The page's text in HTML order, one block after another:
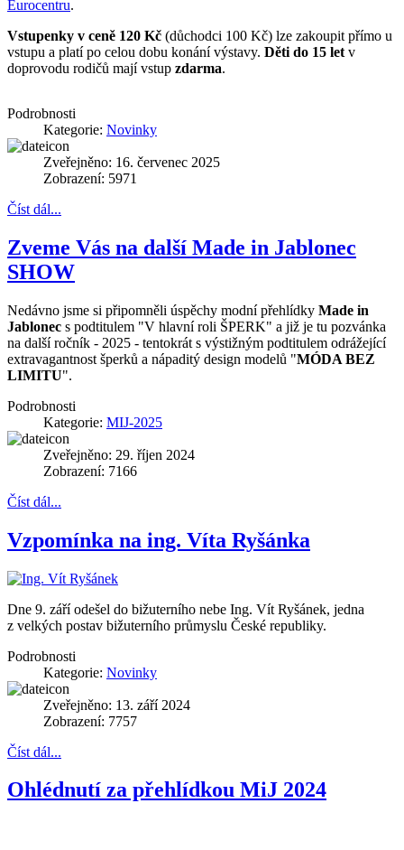
Eurocentru.
Vstupenky v ceně 120 Kč (důchodci 100 Kč) lze zakoupit přímo u
vstupu a platí po celou dobu konání výstavy. Děti do 15 let v
doprovodu rodičů mají vstup zdarma.
Podrobnosti
Kategorie: Novinky
Zveřejněno: 16. červenec 2025
Zobrazení: 5971
Číst dál...
Zveme Vás na další Made in Jablonec
SHOW
Nedávno jsme si připomněli úspěchy modní přehlídky Made in
Jablonec s podtitulem "V hlavní roli ŠPERK" a již je tu pozvánka
na další ročník - 2025 - tentokrát s výstižným podtitulem odrážející
extravagantnost šperků a nápaditý design modelů "MÓDA BEZ
LIMITU".
Podrobnosti
Kategorie: MIJ-2025
Zveřejněno: 29. říjen 2024
Zobrazení: 7166
Číst dál...
Vzpomínka na ing. Víta Ryšánka
Dne 9. září odešel do bižuterního nebe Ing. Vít Ryšánek, jedna
z velkých postav bižuterního průmyslu České republiky.
Podrobnosti
Kategorie: Novinky
Zveřejněno: 13. září 2024
Zobrazení: 7757
Číst dál...
Ohlédnutí za přehlídkou MiJ 2024